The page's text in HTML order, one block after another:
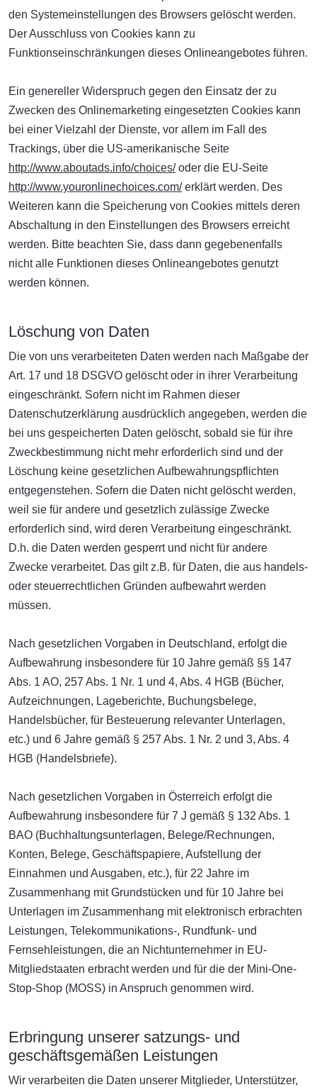
den Systemeinstellungen des Browsers gelöscht werden.
Der Ausschluss von Cookies kann zu
Funktionseinschränkungen dieses Onlineangebotes führen.
Ein genereller Widerspruch gegen den Einsatz der zu
Zwecken des Onlinemarketing eingesetzten Cookies kann
bei einer Vielzahl der Dienste, vor allem im Fall des
Trackings, über die US-amerikanische Seite
http://www.aboutads.info/choices/oder die EU-Seite
http://www.youronlinechoices.com/erklärt werden. Des
Weiteren kann die Speicherung von Cookies mittels deren
Abschaltung in den Einstellungen des Browsers erreicht
werden. Bitte beachten Sie, dass dann gegebenenfalls
nicht alle Funktionen dieses Onlineangebotes genutzt
werden können.
Löschung von Daten
Die von uns verarbeiteten Daten werden nach Maßgabe der
Art. 17 und 18 DSGVO gelöscht oder in ihrer Verarbeitung
eingeschränkt. Sofern nicht im Rahmen dieser
Datenschutzerklärung ausdrücklich angegeben, werden die
bei uns gespeicherten Daten gelöscht, sobald sie für ihre
Zweckbestimmung nicht mehr erforderlich sind und der
Löschung keine gesetzlichen Aufbewahrungspflichten
entgegenstehen. Sofern die Daten nicht gelöscht werden,
weil sie für andere und gesetzlich zulässige Zwecke
erforderlich sind, wird deren Verarbeitung eingeschränkt.
D.h. die Daten werden gesperrt und nicht für andere
Zwecke verarbeitet. Das gilt z.B. für Daten, die aus handels-
oder steuerrechtlichen Gründen aufbewahrt werden
müssen.
Nach gesetzlichen Vorgaben in Deutschland, erfolgt die
Aufbewahrung insbesondere für 10 Jahre gemäß §§ 147
Abs. 1 AO, 257 Abs. 1 Nr. 1 und 4, Abs. 4 HGB (Bücher,
Aufzeichnungen, Lageberichte, Buchungsbelege,
Handelsbücher, für Besteuerung relevanter Unterlagen,
etc.) und 6 Jahre gemäß § 257 Abs. 1 Nr. 2 und 3, Abs. 4
HGB (Handelsbriefe).
Nach gesetzlichen Vorgaben in Österreich erfolgt die
Aufbewahrung insbesondere für 7 J gemäß § 132 Abs. 1
BAO (Buchhaltungsunterlagen, Belege/Rechnungen,
Konten, Belege, Geschäftspapiere, Aufstellung der
Einnahmen und Ausgaben, etc.), für 22 Jahre im
Zusammenhang mit Grundstücken und für 10 Jahre bei
Unterlagen im Zusammenhang mit elektronisch erbrachten
Leistungen, Telekommunikations-, Rundfunk- und
Fernsehleistungen, die an Nichtunternehmer in EU-
Mitgliedstaaten erbracht werden und für die der Mini-One-
Stop-Shop (MOSS) in Anspruch genommen wird.
Erbringung unserer satzungs- und
geschäftsgemäßen Leistungen
Wir verarbeiten die Daten unserer Mitglieder, Unterstützer,